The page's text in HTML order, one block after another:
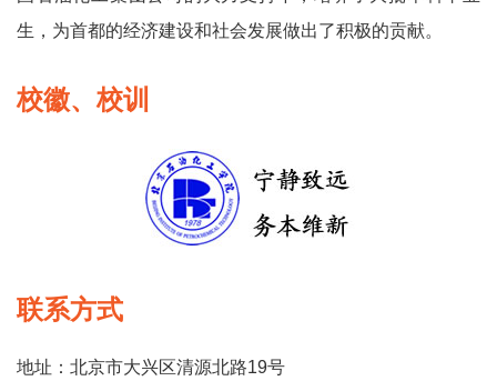
生，为首都的经济建设和社会发展做出了积极的贡献。
校徽、校训
联系方式
地址：北京市大兴区清源北路19号